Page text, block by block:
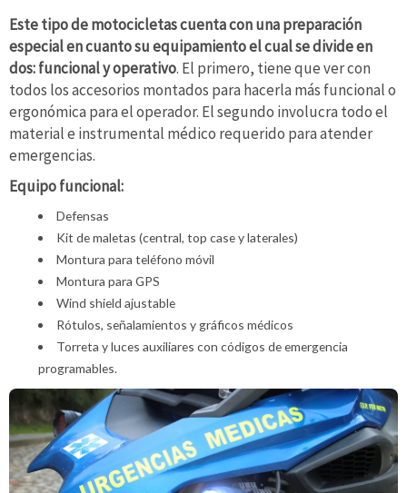
Este tipo de motocicletas cuenta con una preparación
especial en cuanto su equipamiento el cual se divide en
dos: funcional y operativo. El primero, tiene que ver con
todos los accesorios montados para hacerla más funcional o
ergonómica para el operador. El segundo involucra todo el
material e instrumental médico requerido para atender
emergencias.
Equipo funcional:
Defensas
Kit de maletas (central, top case y laterales)
Montura para teléfono móvil
Montura para GPS
Wind shield ajustable
Rótulos, señalamientos y gráficos médicos
Torreta y luces auxiliares con códigos de emergencia
programables.